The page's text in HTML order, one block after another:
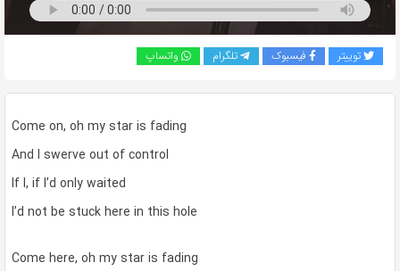
توییتر فیسبوک تلگرام واتساپ
Come on, oh my star is fading
And I swerve out of control
If I, if I’d only waited
I’d not be stuck here in this hole
Come here, oh my star is fading